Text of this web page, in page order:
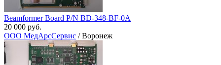
Beamformer Board P/N BD-348-BF-0A
20 000 руб.
ООО МедАрсСервис / Воронеж